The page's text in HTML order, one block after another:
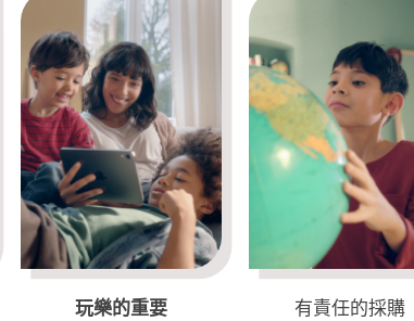
玩樂的重要 有責任的採購